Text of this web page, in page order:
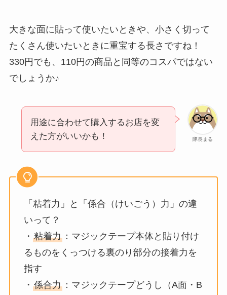
大きな面に貼って使いたいときや、小さく切って
たくさん使いたいときに重宝する長さですね！
330円でも、110円の商品と同等のコスパではない
でしょうか♪
隊長まる
用途に合わせて購入するお店を変
えた方がいいかも！
「粘着力」と「係合（けいごう）力」の違
いって？
・ 粘着力：マジックテープ本体と貼り付け
るものをくっつける裏のり部分の接着力を
指す
・ 係合力：マジックテープどうし（A面・B